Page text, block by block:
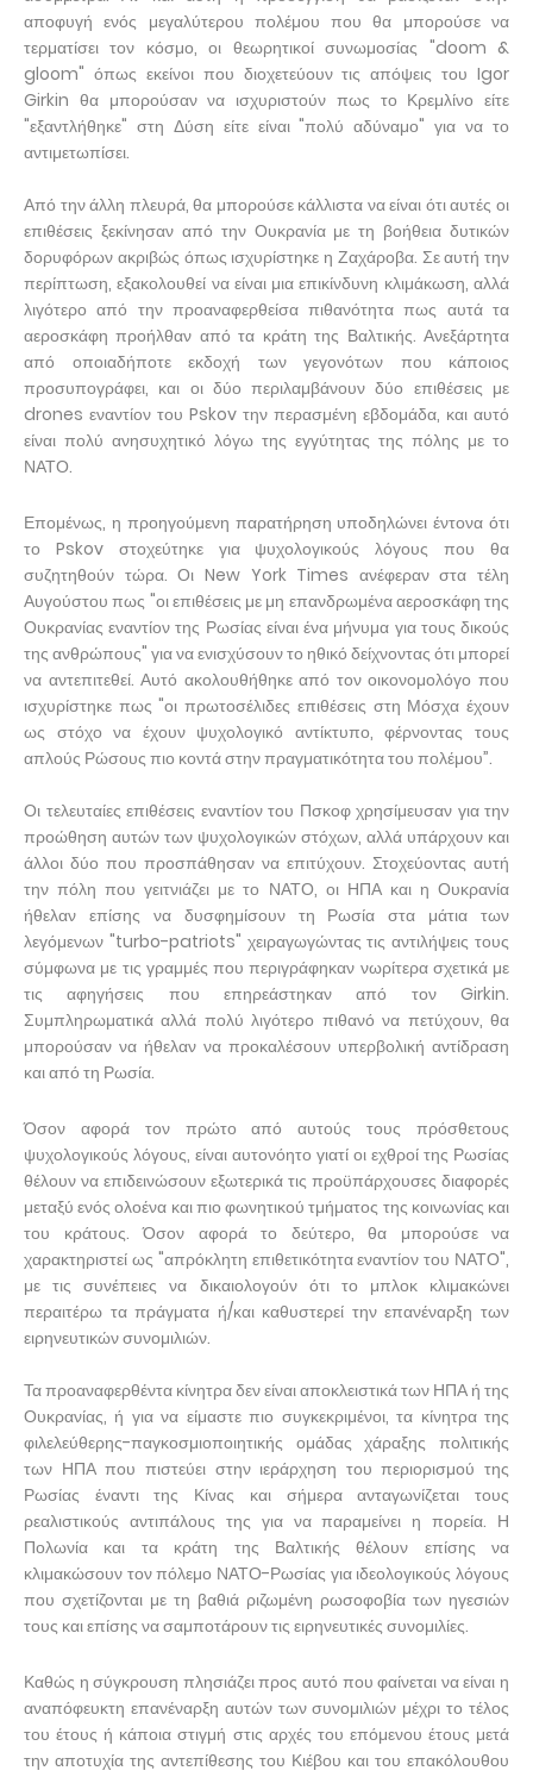
αποφυγή ενός μεγαλύτερου πολέμου που θα μπορούσε να
τερματίσει τον κόσμο, οι θεωρητικοί συνωμοσίας "doom &
gloom" όπως εκείνοι που διοχετεύουν τις απόψεις του Igor
Girkin θα μπορούσαν να ισχυριστούν πως το Κρεμλίνο είτε
"εξαντλήθηκε" στη Δύση είτε είναι "πολύ αδύναμο" για να το
αντιμετωπίσει.
Από την άλλη πλευρά, θα μπορούσε κάλλιστα να είναι ότι αυτές οι
επιθέσεις ξεκίνησαν από την Ουκρανία με τη βοήθεια δυτικών
δορυφόρων ακριβώς όπως ισχυρίστηκε η Ζαχάροβα. Σε αυτή την
περίπτωση, εξακολουθεί να είναι μια επικίνδυνη κλιμάκωση, αλλά
λιγότερο από την προαναφερθείσα πιθανότητα πως αυτά τα
αεροσκάφη προήλθαν από τα κράτη της Βαλτικής. Ανεξάρτητα
από οποιαδήποτε εκδοχή των γεγονότων που κάποιος
προσυπογράφει, και οι δύο περιλαμβάνουν δύο επιθέσεις με
drones εναντίον του Pskov την περασμένη εβδομάδα, και αυτό
είναι πολύ ανησυχητικό λόγω της εγγύτητας της πόλης με το
ΝΑΤΟ.
Επομένως, η προηγούμενη παρατήρηση υποδηλώνει έντονα ότι
το Pskov στοχεύτηκε για ψυχολογικούς λόγους που θα
συζητηθούν τώρα. Οι New York Times ανέφεραν στα τέλη
Αυγούστου πως "οι επιθέσεις με μη επανδρωμένα αεροσκάφη της
Ουκρανίας εναντίον της Ρωσίας είναι ένα μήνυμα για τους δικούς
της ανθρώπους" για να ενισχύσουν το ηθικό δείχνοντας ότι μπορεί
να αντεπιτεθεί. Αυτό ακολουθήθηκε από τον οικονομολόγο που
ισχυρίστηκε πως "οι πρωτοσέλιδες επιθέσεις στη Μόσχα έχουν
ως στόχο να έχουν ψυχολογικό αντίκτυπο, φέρνοντας τους
απλούς Ρώσους πιο κοντά στην πραγματικότητα του πολέμου”.
Οι τελευταίες επιθέσεις εναντίον του Πσκοφ χρησίμευσαν για την
προώθηση αυτών των ψυχολογικών στόχων, αλλά υπάρχουν και
άλλοι δύο που προσπάθησαν να επιτύχουν. Στοχεύοντας αυτή
την πόλη που γειτνιάζει με το ΝΑΤΟ, οι ΗΠΑ και η Ουκρανία
ήθελαν επίσης να δυσφημίσουν τη Ρωσία στα μάτια των
λεγόμενων "turbo-patriots" χειραγωγώντας τις αντιλήψεις τους
σύμφωνα με τις γραμμές που περιγράφηκαν νωρίτερα σχετικά με
τις αφηγήσεις που επηρεάστηκαν από τον Girkin.
Συμπληρωματικά αλλά πολύ λιγότερο πιθανό να πετύχουν, θα
μπορούσαν να ήθελαν να προκαλέσουν υπερβολική αντίδραση
και από τη Ρωσία.
Όσον αφορά τον πρώτο από αυτούς τους πρόσθετους
ψυχολογικούς λόγους, είναι αυτονόητο γιατί οι εχθροί της Ρωσίας
θέλουν να επιδεινώσουν εξωτερικά τις προϋπάρχουσες διαφορές
μεταξύ ενός ολοένα και πιο φωνητικού τμήματος της κοινωνίας και
του κράτους. Όσον αφορά το δεύτερο, θα μπορούσε να
χαρακτηριστεί ως "απρόκλητη επιθετικότητα εναντίον του ΝΑΤΟ",
με τις συνέπειες να δικαιολογούν ότι το μπλοκ κλιμακώνει
περαιτέρω τα πράγματα ή/και καθυστερεί την επανέναρξη των
ειρηνευτικών συνομιλιών.
Τα προαναφερθέντα κίνητρα δεν είναι αποκλειστικά των ΗΠΑ ή της
Ουκρανίας, ή για να είμαστε πιο συγκεκριμένοι, τα κίνητρα της
φιλελεύθερης-παγκοσμιοποιητικής ομάδας χάραξης πολιτικής
των ΗΠΑ που πιστεύει στην ιεράρχηση του περιορισμού της
Ρωσίας έναντι της Κίνας και σήμερα ανταγωνίζεται τους
ρεαλιστικούς αντιπάλους της για να παραμείνει η πορεία. Η
Πολωνία και τα κράτη της Βαλτικής θέλουν επίσης να
κλιμακώσουν τον πόλεμο ΝΑΤΟ-Ρωσίας για ιδεολογικούς λόγους
που σχετίζονται με τη βαθιά ριζωμένη ρωσοφοβία των ηγεσιών
τους και επίσης να σαμποτάρουν τις ειρηνευτικές συνομιλίες.
Καθώς η σύγκρουση πλησιάζει προς αυτό που φαίνεται να είναι η
αναπόφευκτη επανέναρξη αυτών των συνομιλιών μέχρι το τέλος
του έτους ή κάποια στιγμή στις αρχές του επόμενου έτους μετά
την αποτυχία της αντεπίθεσης του Κιέβου και του επακόλουθου